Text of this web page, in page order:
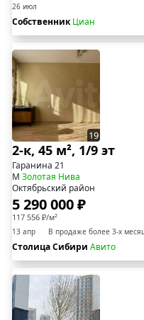
26 июл
СобственникЦиан
19
2-к, 45 м², 1/9 эт
Гаранина 21
М Золотая Нива
Октябрьский район
5 290 000 ₽
117 556 ₽/м²
13 апр В продаже более 3-х
Столица Сибири Авито